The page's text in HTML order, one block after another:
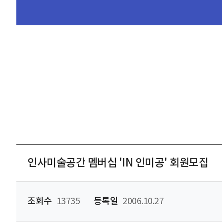
인사미술공간 멤버십 'IN 인미공' 회원모집
조회수 13735 등록일 2006.10.27